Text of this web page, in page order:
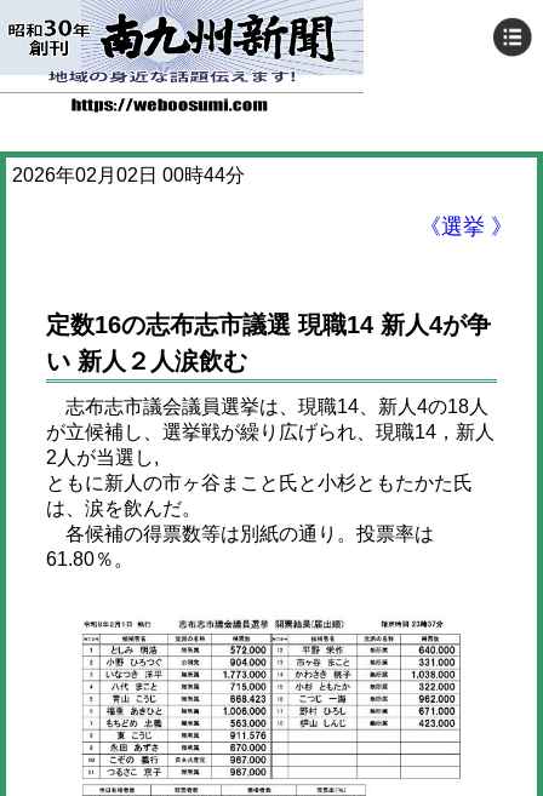
2026年02月02日 00時44分
《選挙 》
定数16の志布志市議選 現職14 新人4が争
い 新人２人涙飲む
志布志市議会議員選挙は、現職14、新人4の18人
が立候補し、選挙戦が繰り広げられ、現職14，新人
2人が当選し,
ともに新人の市ヶ谷まこと氏と小杉ともたかた氏
は、涙を飲んだ。
各候補の得票数等は別紙の通り。投票率は
61.80％。